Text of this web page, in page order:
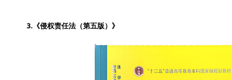
3.《侵权责任法（第五版）》